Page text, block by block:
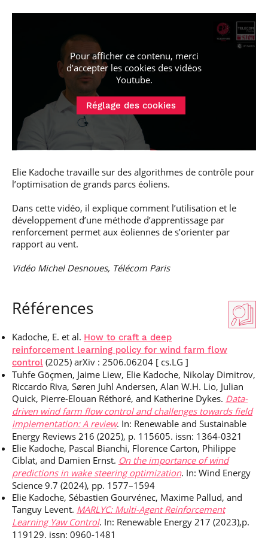
Pour afficher ce contenu, merci
d’accepter les cookies des vidéos
Youtube.
Réglage des cookies
Elie Kadoche travaille sur des algorithmes de contrôle pour
l’optimisation de grands parcs éoliens.
Dans cette vidéo, il explique comment l’utilisation et le
développement d’une méthode d’apprentissage par
renforcement permet aux éoliennes de s’orienter par
rapport au vent.
Vidéo Michel Desnoues, Télécom Paris
Références
Kadoche, E. et al. How to craft a deep
reinforcement learning policy for wind farm flow
control (2025) arXiv : 2506.06204 [ cs.LG ]
Tuhfe Göçmen, Jaime Liew, Elie Kadoche, Nikolay Dimitrov,
Riccardo Riva, Søren Juhl Andersen, Alan W.H. Lio, Julian
Quick, Pierre-Elouan Réthoré, and Katherine Dykes. Data-
driven wind farm flow control and challenges towards field
implementation: A review. In: Renewable and Sustainable
Energy Reviews 216 (2025), p. 115605. issn: 1364-0321
Elie Kadoche, Pascal Bianchi, Florence Carton, Philippe
Ciblat, and Damien Ernst. On the importance of wind
predictions in wake steering optimization. In: Wind Energy
Science 9.7 (2024), pp. 1577–1594
Elie Kadoche, Sébastien Gourvénec, Maxime Pallud, and
Tanguy Levent. MARLYC: Multi-Agent Reinforcement
Learning Yaw Control. In: Renewable Energy 217 (2023),p.
119129. issn: 0960-1481